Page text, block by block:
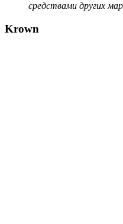
средствами других
Krown